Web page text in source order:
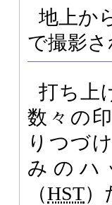
地上か
で撮影さ
打ち上
数々の
りつづ
みのハ
（HST）